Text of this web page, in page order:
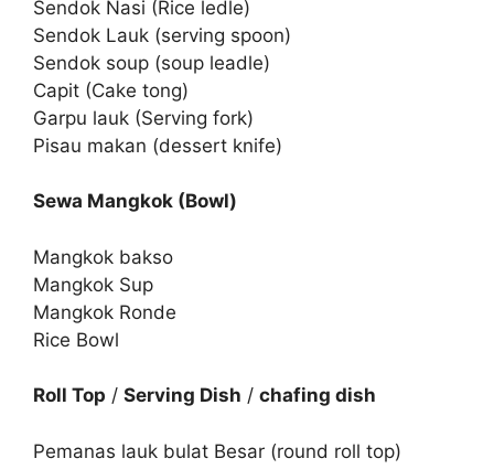
Sendok Nasi (Rice ledle)
Sendok Lauk (serving spoon)
Sendok soup (soup leadle)
Capit (Cake tong)
Garpu lauk (Serving fork)
Pisau makan (dessert knife)
Sewa Mangkok (Bowl)
Mangkok bakso
Mangkok Sup
Mangkok Ronde
Rice Bowl
Roll Top / Serving Dish / chafing dish
Pemanas lauk bulat Besar (round roll top)